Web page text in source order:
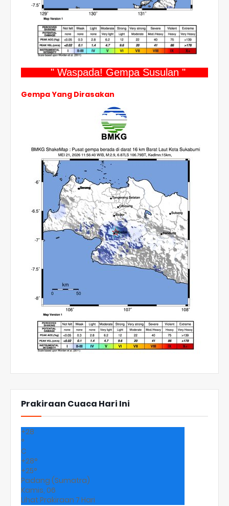
" Waspada! Gempa Susulan "
Gempa Yang Dirasakan
Prakiraan Cuaca Hari Ini
+28
°
C
+28°
+25°
Padang (Sumatra)
Kamis, 06
Lihat Prakiraan 7 Hari